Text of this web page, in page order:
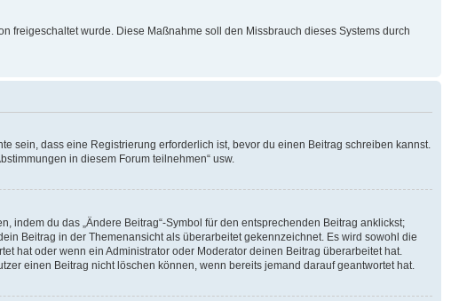
freigeschaltet wurde. Diese Maßnahme soll den Missbrauch dieses Systems durch
sein, dass eine Registrierung erforderlich ist, bevor du einen Beitrag schreiben kannst.
in diesem Forum teilnehmen“ usw.
du das „Ändere Beitrag“-Symbol für den entsprechenden Beitrag anklickst;
Beitrag in der Themenansicht als überarbeitet gekennzeichnet. Es wird sowohl die
hat oder wenn ein Administrator oder Moderator deinen Beitrag überarbeitet hat.
einen Beitrag nicht löschen können, wenn bereits jemand darauf geantwortet hat.